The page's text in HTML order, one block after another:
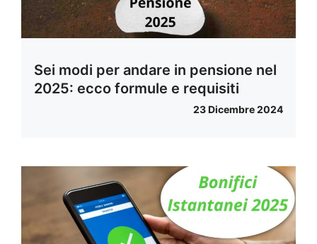
Sei modi per andare in pensione nel
2025: ecco formule e requisiti
23 Dicembre 2024